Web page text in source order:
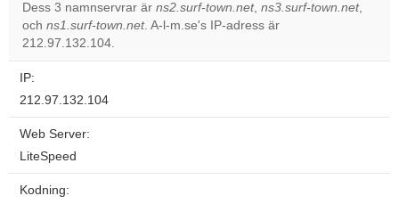
Do you
own this
Dess 3 namnservrar är ns2.surf-town.net, ns3.surf-town.net,
och ns1.surf-town.net. A-l-m.se's IP-adress är
212.97.132.104.
IP:
212.97.132.104
Web Server:
LiteSpeed
Kodning: